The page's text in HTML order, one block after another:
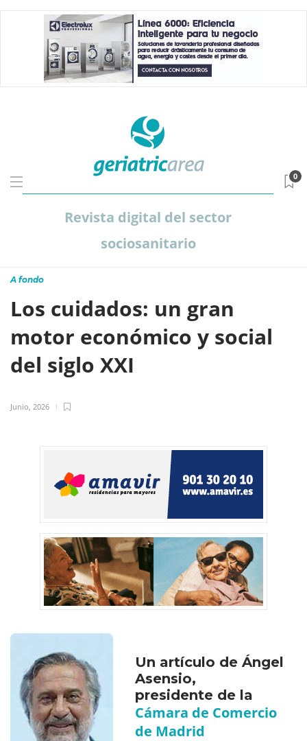
Revista digital del sector
sociosanitario
0
A fondo
Los cuidados: un gran
motor económico y social
del siglo XXI
Junio, 2026
Un artículo de Ángel
Asensio,
presidente de la
Cámara de Comercio
de Madrid